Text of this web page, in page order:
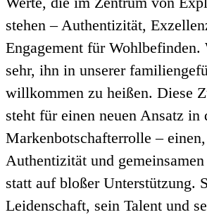
stehen – Authentizität,
Engagement für Wohlbefinden.
sehr, ihn in unserer
willkommen zu heißen. Diese
steht für einen neuen Ansatz in
Markenbotschafterrolle –
Authentizität und
statt auf bloßer Unterstützung.
Leidenschaft, sein Talent und